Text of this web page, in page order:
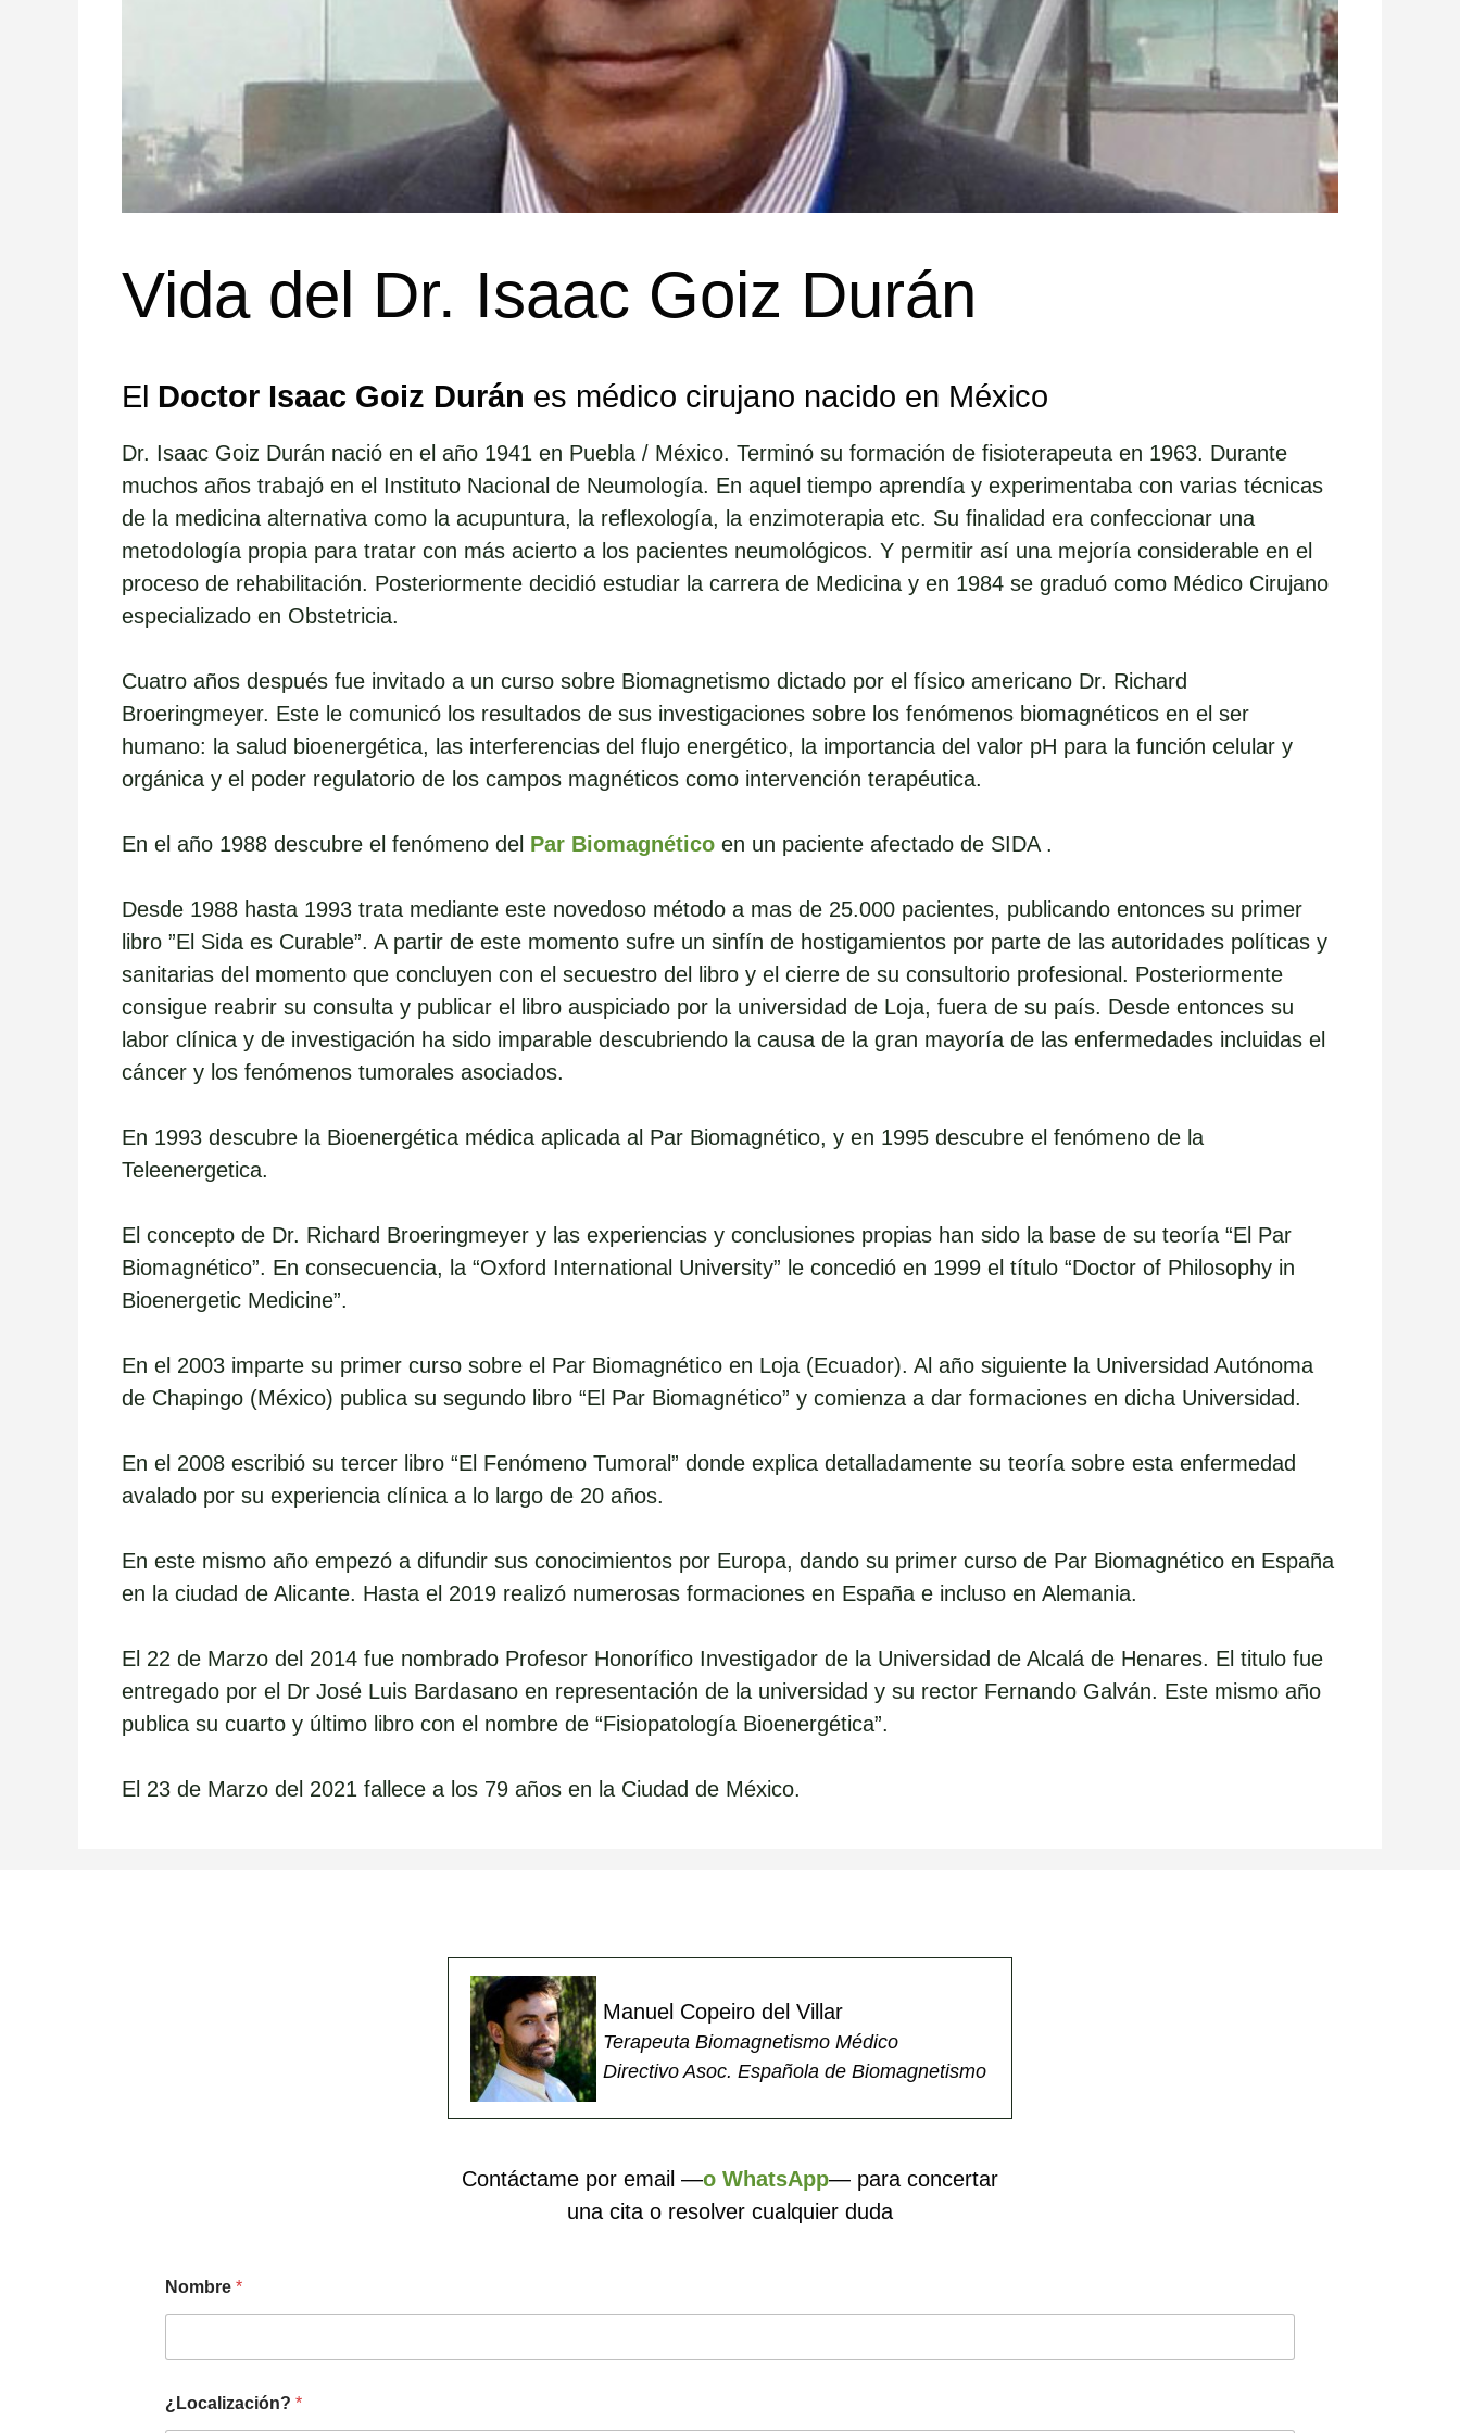
Vida del Dr. Isaac Goiz Durán
El Doctor Isaac Goiz Durán es médico cirujano nacido en México
Dr. Isaac Goiz Durán nació en el año 1941 en Puebla / México. Terminó su formación de fisioterapeuta en 1963. Durante
muchos años trabajó en el Instituto Nacional de Neumología. En aquel tiempo aprendía y experimentaba con varias técnicas
de la medicina alternativa como la acupuntura, la reflexología, la enzimoterapia etc. Su finalidad era confeccionar una
metodología propia para tratar con más acierto a los pacientes neumológicos. Y permitir así una mejoría considerable en el
proceso de rehabilitación. Posteriormente decidió estudiar la carrera de Medicina y en 1984 se graduó como Médico Cirujano
especializado en Obstetricia.
Cuatro años después fue invitado a un curso sobre Biomagnetismo dictado por el físico americano Dr. Richard
Broeringmeyer. Este le comunicó los resultados de sus investigaciones sobre los fenómenos biomagnéticos en el ser
humano: la salud bioenergética, las interferencias del flujo energético, la importancia del valor pH para la función celular y
orgánica y el poder regulatorio de los campos magnéticos como intervención terapéutica.
En el año 1988 descubre el fenómeno del Par Biomagnético en un paciente afectado de SIDA .
Desde 1988 hasta 1993 trata mediante este novedoso método a mas de 25.000 pacientes, publicando entonces su primer
libro ”El Sida es Curable”. A partir de este momento sufre un sinfín de hostigamientos por parte de las autoridades políticas y
sanitarias del momento que concluyen con el secuestro del libro y el cierre de su consultorio profesional. Posteriormente
consigue reabrir su consulta y publicar el libro auspiciado por la universidad de Loja, fuera de su país. Desde entonces su
labor clínica y de investigación ha sido imparable descubriendo la causa de la gran mayoría de las enfermedades incluidas el
cáncer y los fenómenos tumorales asociados.
En 1993 descubre la Bioenergética médica aplicada al Par Biomagnético, y en 1995 descubre el fenómeno de la
Teleenergetica.
El concepto de Dr. Richard Broeringmeyer y las experiencias y conclusiones propias han sido la base de su teoría “El Par
Biomagnético”. En consecuencia, la “Oxford International University” le concedió en 1999 el título “Doctor of Philosophy in
Bioenergetic Medicine”.
En el 2003 imparte su primer curso sobre el Par Biomagnético en Loja (Ecuador). Al año siguiente la Universidad Autónoma
de Chapingo (México) publica su segundo libro “El Par Biomagnético” y comienza a dar formaciones en dicha Universidad.
En el 2008 escribió su tercer libro “El Fenómeno Tumoral” donde explica detalladamente su teoría sobre esta enfermedad
avalado por su experiencia clínica a lo largo de 20 años.
En este mismo año empezó a difundir sus conocimientos por Europa, dando su primer curso de Par Biomagnético en España
en la ciudad de Alicante. Hasta el 2019 realizó numerosas formaciones en España e incluso en Alemania.
El 22 de Marzo del 2014 fue nombrado Profesor Honorífico Investigador de la Universidad de Alcalá de Henares. El titulo fue
entregado por el Dr José Luis Bardasano en representación de la universidad y su rector Fernando Galván. Este mismo año
publica su cuarto y último libro con el nombre de “Fisiopatología Bioenergética”.
El 23 de Marzo del 2021 fallece a los 79 años en la Ciudad de México.
Manuel Copeiro del Villar
Terapeuta Biomagnetismo Médico
Directivo Asoc. Española de Biomagnetismo
Contáctame por email —o WhatsApp— para concertar
una cita o resolver cualquier duda
Nombre *
¿Localización? *